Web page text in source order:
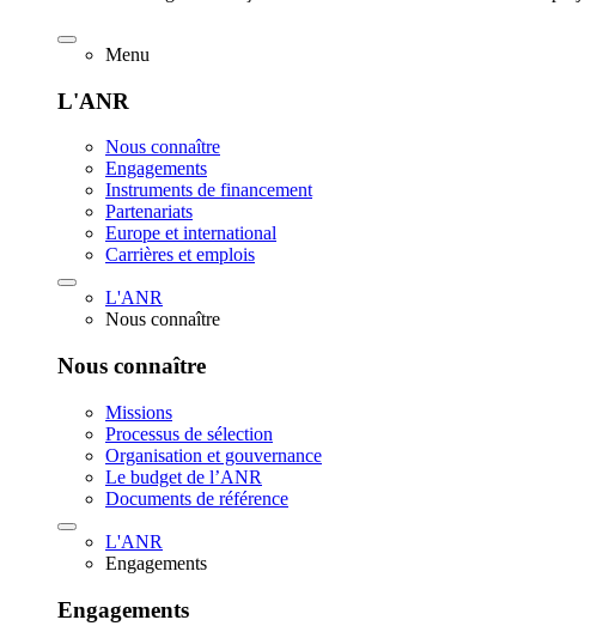
Menu
L'ANR
Nous connaître
Engagements
Instruments de financement
Partenariats
Europe et international
Carrières et emplois
L'ANR
Nous connaître
Nous connaître
Missions
Processus de sélection
Organisation et gouvernance
Le budget de l’ANR
Documents de référence
L'ANR
Engagements
Engagements